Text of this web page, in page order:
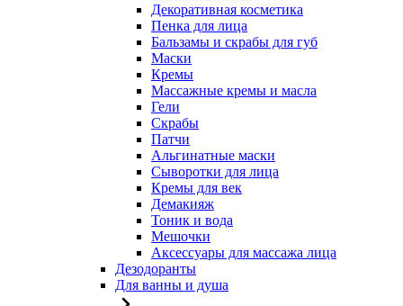
Декоративная косметика
Пенка для лица
Бальзамы и скрабы для губ
Маски
Кремы
Массажные кремы и масла
Гели
Скрабы
Патчи
Альгинатные маски
Сыворотки для лица
Кремы для век
Демакияж
Тоник и вода
Мешочки
Аксессуары для массажа лица
Дезодоранты
Для ванны и душа